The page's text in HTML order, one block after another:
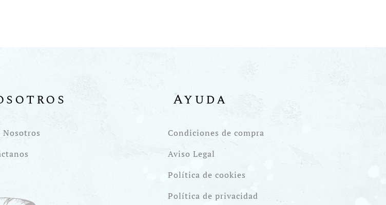
Nosotros
Ayuda
Condiciones de compra
Aviso Legal
Política de cookies
Política de privacidad